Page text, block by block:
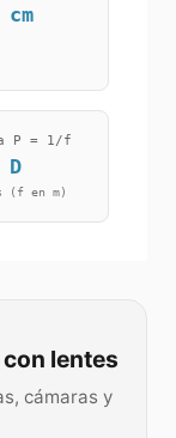
cm
P = 1/f
D
(f en m)
lentes
cámaras y